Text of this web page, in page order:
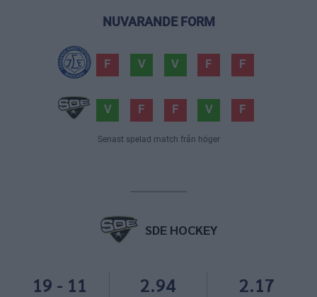
NUVARANDE FORM
F V V F F
V F F V F
Senast spelad match från höger
SDE HOCKEY
19 - 11 2.94 2.17